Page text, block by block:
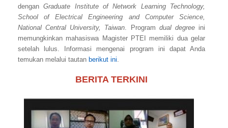
denganGraduate Institute of Network Learning Technology,
School of Electrical Engineering and Computer Science,
National Central University, Taiwan . Program dual degreeini
memungkinkan mahasiswa Magister PTEI memiliki dua gelar
setelah lulus. Informasi mengenai program ini dapat Anda
temukan melalui tautan berikut ini
BERITA TERKINI